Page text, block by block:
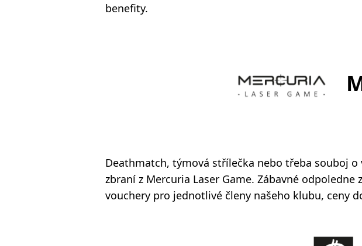
benefity.
Deathmatch, týmová střílečka nebo třeba souboj
zbraní z Mercuria Laser Game. Zábavné
vouchery pro jednotlivé členy našeho klubu, ceny